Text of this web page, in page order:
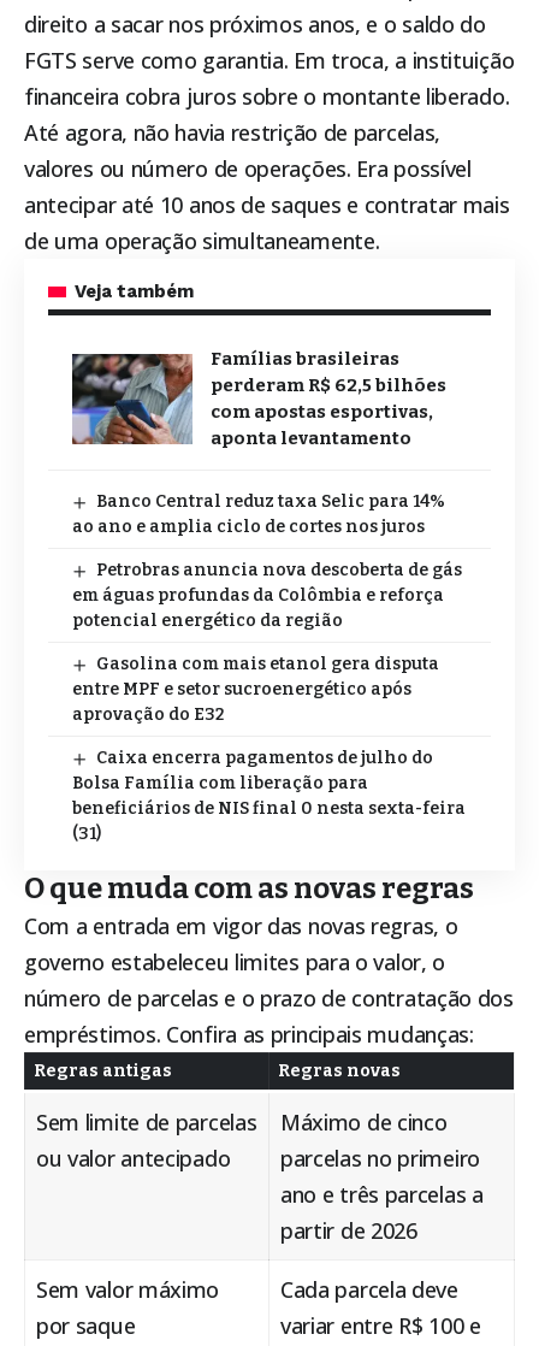
direito a sacar nos próximos anos, e o saldo do
FGTS serve como garantia. Em troca, a instituição
financeira cobra juros sobre o montante liberado.
Até agora, não havia restrição de parcelas,
valores ou número de operações. Era possível
antecipar até 10 anos de saques e contratar mais
de uma operação simultaneamente.
Veja também
Famílias brasileiras
perderam R$ 62,5 bilhões
com apostas esportivas,
aponta levantamento
Banco Central reduz taxa Selic para 14%
ao ano e amplia ciclo de cortes nos juros
Petrobras anuncia nova descoberta de gás
em águas profundas da Colômbia e reforça
potencial energético da região
Gasolina com mais etanol gera disputa
entre MPF e setor sucroenergético após
aprovação do E32
Caixa encerra pagamentos de julho do
Bolsa Família com liberação para
beneficiários de NIS final 0 nesta sexta-feira
(31)
O que muda com as novas regras
Com a entrada em vigor das novas regras, o
governo estabeleceu limites para o valor, o
número de parcelas e o prazo de contratação dos
empréstimos. Confira as principais mudanças:
Regras antigas Regras novas
Sem limite de parcelas
ou valor antecipado
Máximo de cinco
parcelas no primeiro
ano e três parcelas a
partir de 2026
Sem valor máximo
por saque
Cada parcela deve
variar entre R$ 100 e